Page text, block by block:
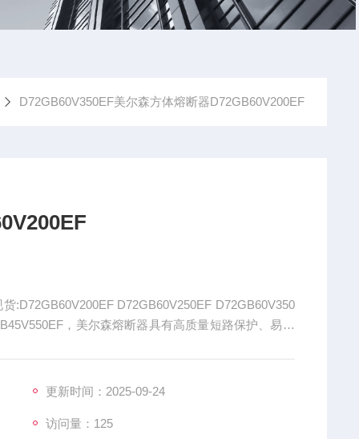
D72GB60V350EF美尔森方体熔断器D72GB60V200EF
:D72GB60V200EF D72GB60V250EF D72GB60V350
，美尔森熔断器具有高质量短路保护、易于
更新时间：2025-09-24
访问量：125